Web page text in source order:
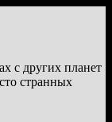
с других планет
странных